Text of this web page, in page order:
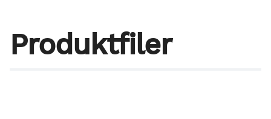
Produktfiler